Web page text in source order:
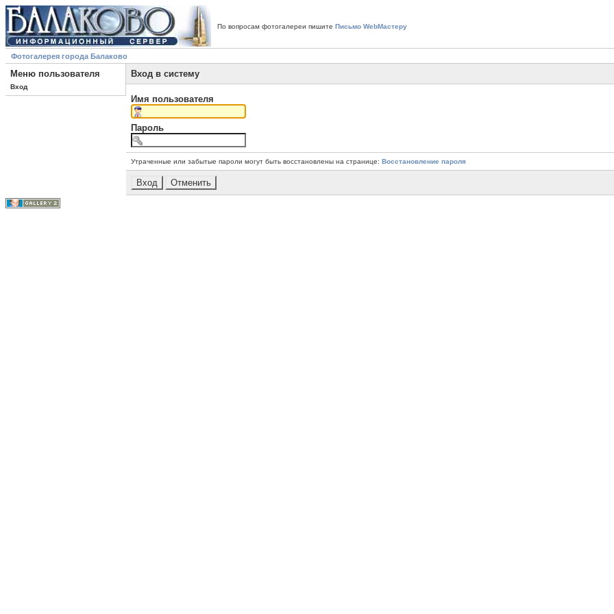
По вопросам фотогалереи пишите Письмо WebМастеру
Фотогалерея города Балаково
Меню пользователя
Вход
Вход в систему
Имя пользователя
Пароль
Утраченные или забытые пароли могут быть восстановлены на странице: Восстановление пароля